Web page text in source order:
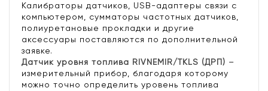
Калибраторы датчиков, USB-адаптеры связи с
компьютером, сумматоры частотных датчиков,
полиуретановые прокладки и другие
аксессуары поставляются по дополнительной
заявке.
Датчик уровня топлива RIVNEMIR/TKLS (ДРП) –
измерительный прибор, благодаря которому
можно точно определить уровень топлива